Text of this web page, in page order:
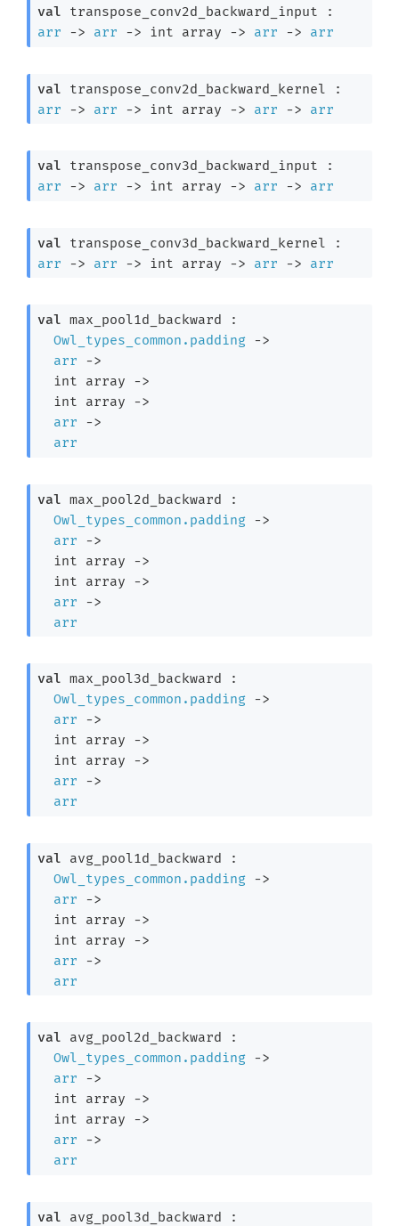
val
arr
-> arr -> int array -> arr -> arr
val
arr
-> arr -> int array -> arr -> arr
val
arr
-> arr -> int array -> arr -> arr
val
arr
-> arr -> int array -> arr -> arr
val max_pool1d_backward :
Owl_types_common.padding ->
arr
->
int array
->
int array
->
arr
->
arr
val max_pool2d_backward :
Owl_types_common.padding ->
arr
->
int array
->
int array
->
arr
->
arr
val max_pool3d_backward :
Owl_types_common.padding ->
arr
->
int array
->
int array
->
arr
->
arr
val avg_pool1d_backward :
Owl_types_common.padding ->
arr
->
int array
->
int array
->
arr
->
arr
val avg_pool2d_backward :
Owl_types_common.padding ->
arr
->
int array
->
int array
->
arr
->
arr
val avg_pool3d_backward :